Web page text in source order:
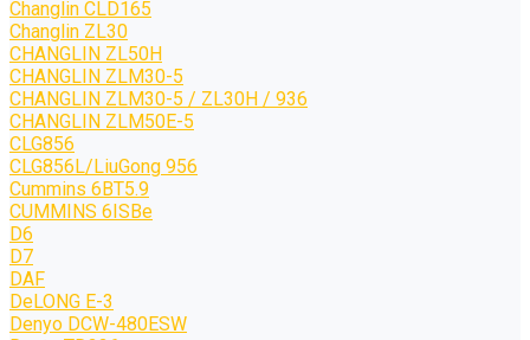
Changlin CLD165
Changlin ZL30
CHANGLIN ZL50H
CHANGLIN ZLM30-5
CHANGLIN ZLM30-5 / ZL30H / 936
CHANGLIN ZLM50E-5
CLG856
CLG856L/LiuGong 956
Cummins 6BT5.9
CUMMINS 6ISBe
D6
D7
DAF
DeLONG Е-3
Denyo DCW-480ESW